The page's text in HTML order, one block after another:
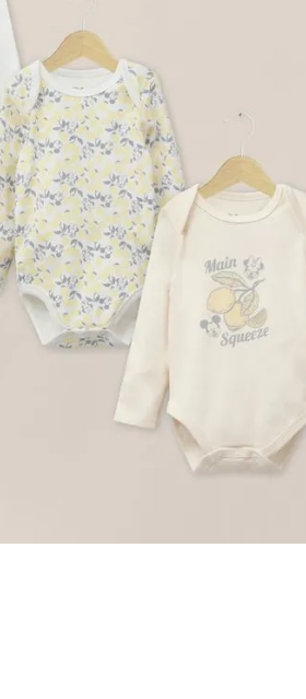
Pack 2 Gorro
Bebé Niña
7990